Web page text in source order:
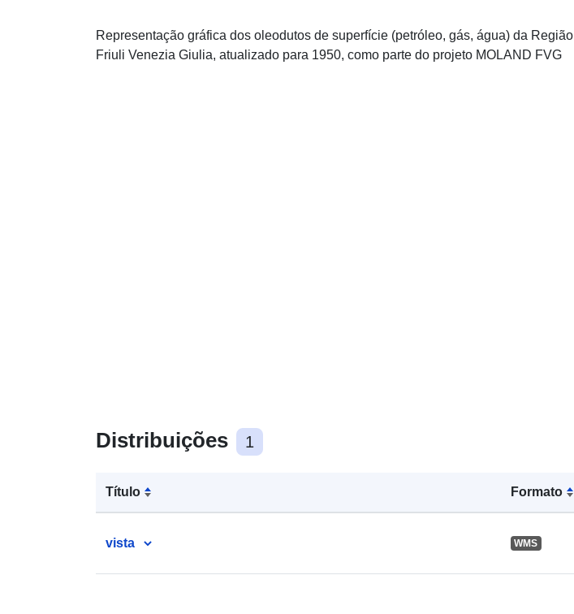
Representação gráfica dos oleodutos de superfície (petróleo, gás, água) da Região
Friuli Venezia Giulia, atualizado para 1950, como parte do projeto MOLAND FVG
Distribuições 1
Título Formato
vista WMS